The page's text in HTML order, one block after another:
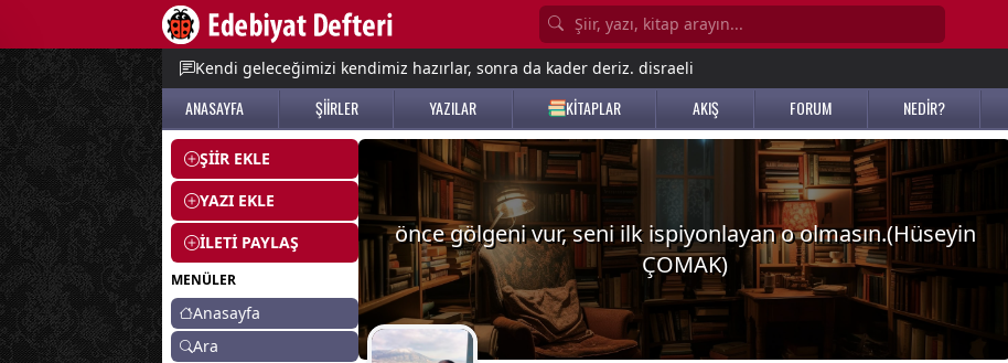
Kendi geleceğimizi kendimiz hazırlar, sonra da kader deriz. disraeli
ANASAYFA ŞİİRLER YAZILAR KİTAPLAR AKIŞ FORUM NEDİR?
ŞİİR EKLE
YAZI EKLE
İLETİ PAYLAŞ
MENÜLER
Anasayfa
Ara
önce gölgeni vur, seni ilk ispiyonlayan o olmasın.(Hüseyin
ÇOMAK)
menu